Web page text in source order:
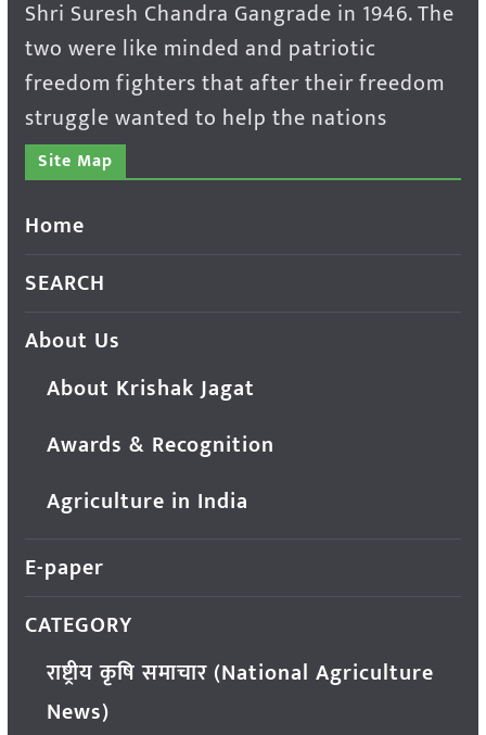
Shri Suresh Chandra Gangrade in 1946. The
two were like minded and patriotic
freedom fighters that after their freedom
struggle wanted to help the nations
Site Map
Home
SEARCH
About Us
About Krishak Jagat
Awards & Recognition
Agriculture in India
E-paper
CATEGORY
राष्ट्रीय कृषि समाचार (National Agriculture
News)